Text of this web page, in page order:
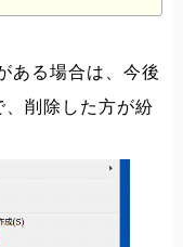
ある場合は、今後
削除した方が紛